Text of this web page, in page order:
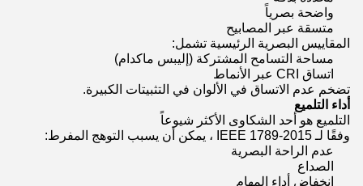
واضحة بصرياً
متسقة عبر المصابيح
المقاييس البصرية الرئيسية تشمل:
مساحة التسامح المشتركة (إليبس ماكدام)
اتساق CRI عبر الأنماط
تضخم عدم الاتساق في الألوان في التثبيتات الكبيرة.
أداء التلميع
التلميع هو أحد الشكاوى الأكثر شيوعاً
وفقًا لـ IEEE 1789-2015 ، يمكن أن يسبب التوهج المفرط:
عدم الراحة البصرية
الصداع
انخفاض أداء المهام